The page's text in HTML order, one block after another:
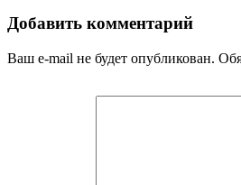
Добавить комментарий
Ваш e-mail не будет опубликован.